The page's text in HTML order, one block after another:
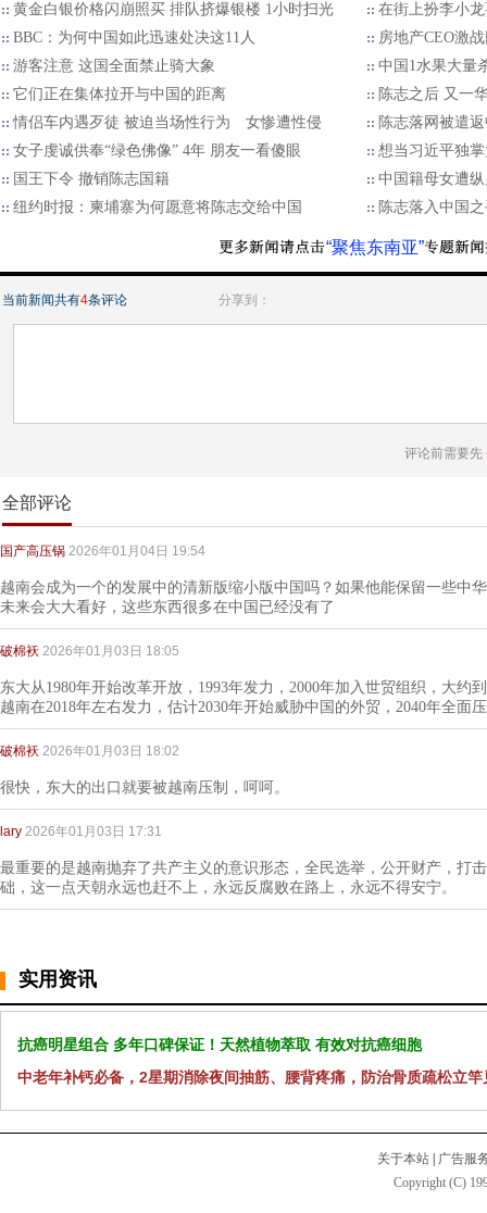
黄金白银价格闪崩照买 排队挤爆银楼 1小时扫光
在街上扮李小
BBC：为何中国如此迅速处决这11人
房地产CEO激
游客注意 这国全面禁止骑大象
中国1水果大量
它们正在集体拉开与中国的距离
陈志之后 又一
情侣车内遇歹徒 被迫当场性行为 女惨遭性侵
陈志落网被遣
女子虔诚供奉“绿色佛像” 4年 朋友一看傻眼
想当习近平独
国王下令 撤销陈志国籍
中国籍母女遭
纽约时报：柬埔寨为何愿意将陈志交给中国
陈志落入中国
“聚焦东南亚”
当前新闻共有4条评论 分享到：
评论前需要先
全部评论
国产高压锅 2026年01月04日 19:54
越南会成为一个的发展中的清新版缩小版中国吗？如果他能保留一些中
未来会大大看好，这些东西很多在中国已经没有了
破棉袄 2026年01月03日 18:05
东大从1980年开始改革开放，1993年发力，2000年加入世贸组织，大约
越南在2018年左右发力，估计2030年开始威胁中国的外贸，2040年全面
破棉袄 2026年01月03日 18:02
很快，东大的出口就要被越南压制，呵呵。
lary 2026年01月03日 17:31
最重要的是越南抛弃了共产主义的意识形态，全民选举，公开财产，打
础，这一点天朝永远也赶不上，永远反腐败在路上，永远不得安宁。
实用资讯
抗癌明星组合 多年口碑保证！天然植物萃取 有效对抗癌细胞
中老年补钙必备，2星期消除夜间抽筋、腰背疼痛，防治骨质疏松立竿
关于本站
广告服
Copyright (C)